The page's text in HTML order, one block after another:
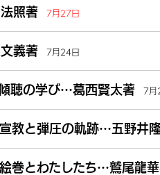
照著 7月27日
義著 7月24日
聴の学び…葛西賢太著 7月
教と弾圧の軌跡…五野井
巻とわたしたち…鷲尾龍